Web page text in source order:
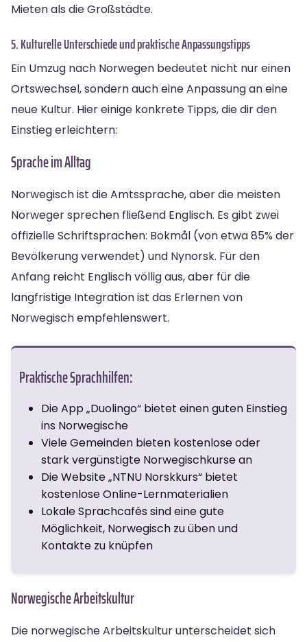
Mieten als die Großstädte.
5. Kulturelle Unterschiede und praktische Anpassungstipps
Ein Umzug nach Norwegen bedeutet nicht nur einen
Ortswechsel, sondern auch eine Anpassung an eine
neue Kultur. Hier einige konkrete Tipps, die dir den
Einstieg erleichtern:
Sprache im Alltag
Norwegisch ist die Amtssprache, aber die meisten
Norweger sprechen fließend Englisch. Es gibt zwei
offizielle Schriftsprachen: Bokmål (von etwa 85% der
Bevölkerung verwendet) und Nynorsk. Für den
Anfang reicht Englisch völlig aus, aber für die
langfristige Integration ist das Erlernen von
Norwegisch empfehlenswert.
Praktische Sprachhilfen:
Die App „Duolingo“ bietet einen guten Einstieg
ins Norwegische
Viele Gemeinden bieten kostenlose oder
stark vergünstigte Norwegischkurse an
Die Website „NTNU Norskkurs“ bietet
kostenlose Online-Lernmaterialien
Lokale Sprachcafés sind eine gute
Möglichkeit, Norwegisch zu üben und
Kontakte zu knüpfen
Norwegische Arbeitskultur
Die norwegische Arbeitskultur unterscheidet sich